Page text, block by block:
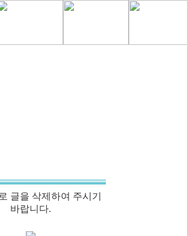
글을 삭제하여 주시기
바랍니다.